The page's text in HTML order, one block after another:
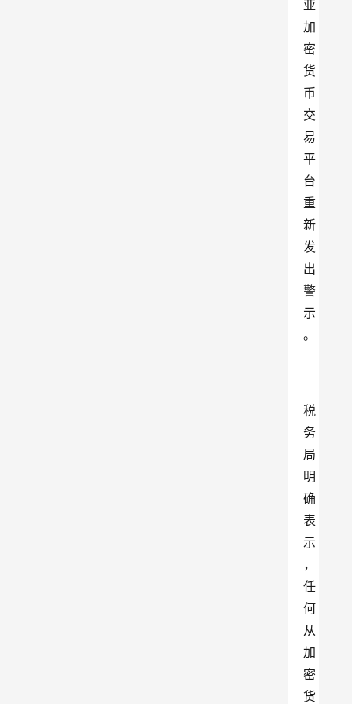
亚
加
密
货
币
交
易
平
台
重
新
发
出
警
示
。
税
务
局
明
确
表
示
，
任
何
从
加
密
货